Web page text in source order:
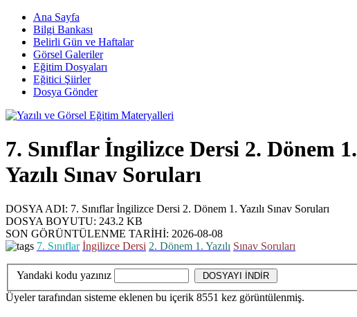
Ana Sayfa
Bilgi Bankası
Belirli Gün ve Haftalar
Görsel Galeriler
Eğitim Dosyaları
Eğitici Şiirler
Dosya Gönder
7. Sınıflar İngilizce Dersi 2. Dönem 1.
Yazılı Sınav Soruları
DOSYA ADI: 7. Sınıflar İngilizce Dersi 2. Dönem 1. Yazılı Sınav Soruları
DOSYA BOYUTU: 243.2 KB
SON GÖRÜNTÜLENME TARİHİ: 2026-08-08
7. Sınıflar İngilizce Dersi 2. Dönem 1. Yazılı Sınav Soruları
Yandaki kodu yazınız
Üyelertarafından sisteme eklenen bu içerik 8551 kez görüntülenmiş.